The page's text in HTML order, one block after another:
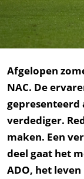
Afgelopen
NAC. De
gepresenteerd
verdediger.
maken. Een
deel gaat het
ADO, het